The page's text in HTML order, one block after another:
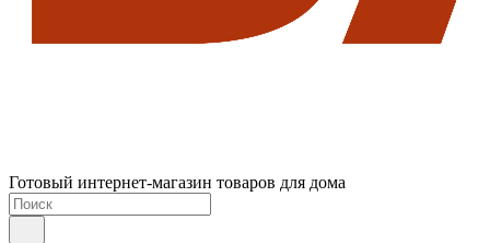
Готовый интернет-магазин товаров для дома